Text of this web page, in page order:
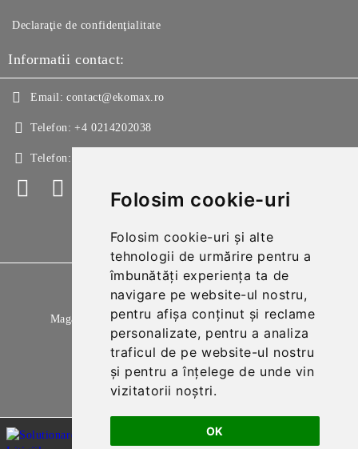
Folosim cookie-uri
Folosim cookie-uri și alte
tehnologii de urmărire pentru a
îmbunătăți experiența ta de
navigare pe website-ul nostru,
pentru afișa conținut și reclame
personalizate, pentru a analiza
traficul de pe website-ul nostru
și pentru a înțelege de unde vin
vizitatorii noștri.
OK
Declaraţie de confidenţialitate
Informatii contact:
Email: contact@ekomax.ro
Telefon: +4 0214202038
Telefon:
Magazinul nostru respecta 100% prevederile GDPR.
Citeste politica de confidentialitate
Informatiile mele personale